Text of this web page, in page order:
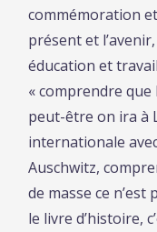
commémoration
présent et
éducation et
« comprendre
peut-être on ira à
internationale
Auschwitz,
de masse ce
le livre d’histoire,